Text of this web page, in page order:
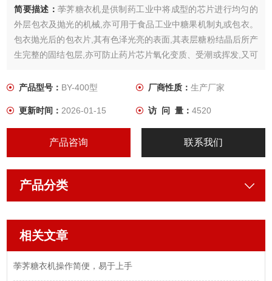
简要描述： 荸荠糖衣机是供制药工业中将成型的芯片进行均匀的
外层包衣及抛光的机械,亦可用于食品工业中糖果机制丸或包衣。
包衣抛光后的包衣片,其有色泽光亮的表面,其表层糖粉结晶后所产
生完整的固结包层,亦可防止药片芯片氧化变质、受潮或挥发,又可
溶释等作用。
产品型号： BY-400型 厂商性质： 生产厂家
更新时间：2026-01-15 访 问 量： 4520
产品咨询 联系我们
产品分类
相关文章
荸荠糖衣机操作简便，易于上手